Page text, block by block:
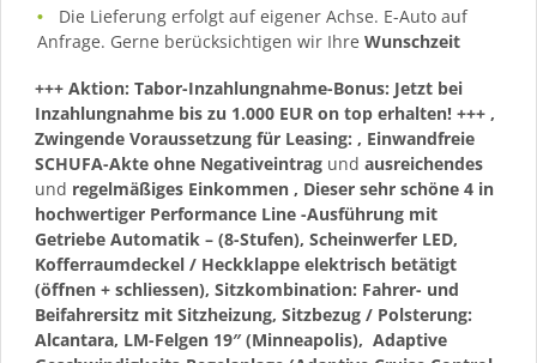
Die Lieferung erfolgt auf eigener Achse. E-Auto auf
Anfrage. Gerne berücksichtigen wir Ihre Wunschzeit
+++ Aktion: Tabor-Inzahlungnahme-Bonus: Jetzt bei
Inzahlungnahme bis zu 1.000 EUR on top erhalten! +++ ,
Zwingende Voraussetzung für Leasing: , Einwandfreie
SCHUFA-Akte ohne Negativeintrag und ausreichendes
und regelmäßiges Einkommen , Dieser sehr schöne 4 in
hochwertiger Performance Line -Ausführung mit
Getriebe Automatik – (8-Stufen), Scheinwerfer LED,
Kofferraumdeckel / Heckklappe elektrisch betätigt
(öffnen + schliessen), Sitzkombination: Fahrer- und
Beifahrersitz mit Sitzheizung, Sitzbezug / Polsterung:
Alcantara, LM-Felgen 19″ (Minneapolis), Adaptive